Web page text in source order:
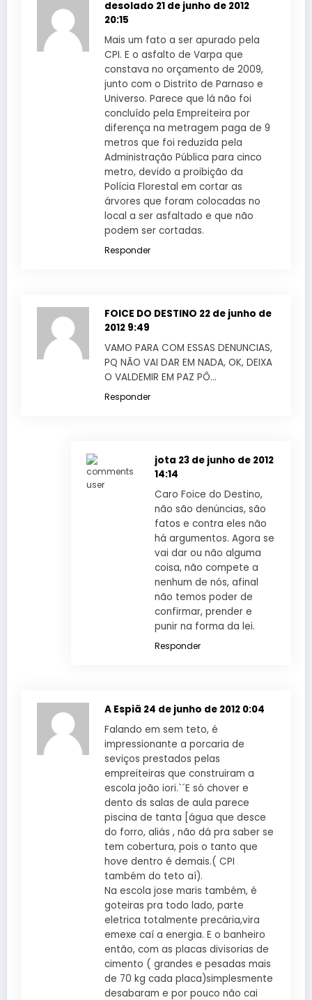
desolado 21 de junho de 2012
20:15
Mais um fato a ser apurado pela
CPI. E o asfalto de Varpa que
constava no orçamento de 2009,
junto com o Distrito de Parnaso e
Universo. Parece que lá não foi
concluído pela Empreiteira por
diferença na metragem paga de 9
metros que foi reduzida pela
Administração Pública para cinco
metro, devido a proibição da
Polícia Florestal em cortar as
árvores que foram colocadas no
local a ser asfaltado e que não
podem ser cortadas.
Responder
FOICE DO DESTINO 22 de junho de
2012 9:49
VAMO PARA COM ESSAS DENUNCIAS,
PQ NÃO VAI DAR EM NADA, OK, DEIXA
O VALDEMIR EM PAZ PÔ…
Responder
jota 23 de junho de 2012
14:14
Caro Foice do Destino,
não são denúncias, são
fatos e contra eles não
há argumentos. Agora se
vai dar ou não alguma
coisa, não compete a
nenhum de nós, afinal
não temos poder de
confirmar, prender e
punir na forma da lei.
Responder
A Espiã 24 de junho de 2012 0:04
Falando em sem teto, é
impressionante a porcaria de
seviços prestados pelas
empreiteiras que construiram a
escola joão iori.`´E só chover e
dento ds salas de aula parece
piscina de tanta [água que desce
do forro, aliás , não dá pra saber se
tem cobertura, pois o tanto que
hove dentro é demais.( CPI
também do teto aí).
Na escola jose maris também, é
goteiras pra todo lado, parte
eletrica totalmente precária,vira
emexe caí a energia. E o banheiro
então, com as placas divisorias de
cimento ( grandes e pesadas mais
de 70 kg cada placa)simplesmente
desabaram e por pouco não cai